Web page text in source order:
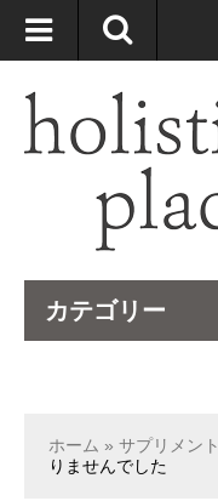
自然療法大国のオースト
ロパスが厳選したサプリ
カテゴリー
ホーム » サプリメント
りませんでした